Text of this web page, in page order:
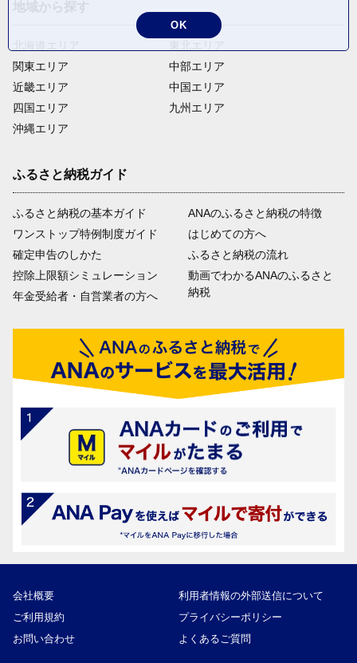
関東エリア
近畿エリア
四国エリア
沖縄エリア
中部エリア
中国エリア
九州エリア
ふるさと納税ガイド
ふるさと納税の基本ガイド
ワンストップ特例制度ガイド
確定申告のしかた
控除上限額シミュレーション
年金受給者・自営業者の方へ
ANAのふるさと納税の特徴
はじめての方へ
ふるさと納税の流れ
動画でわかるANAのふるさと
納税
会社概要
利用者情報の外部送信について
ご利用規約
プライバシーポリシー
お問い合わせ
よくあるご質問
OK